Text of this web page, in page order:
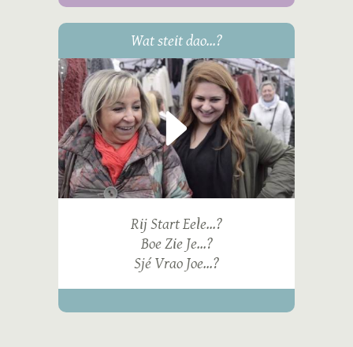
Wat steit dao...?
Rij Start Eele...?
Boe Zie Je...?
Sjé Vrao Joe...?